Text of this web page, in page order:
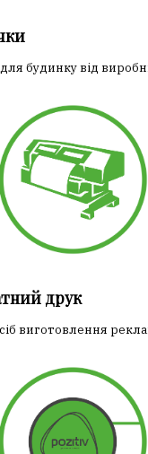
будинку від
друк
виготовлення